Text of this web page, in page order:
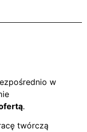
w
.
twórczą